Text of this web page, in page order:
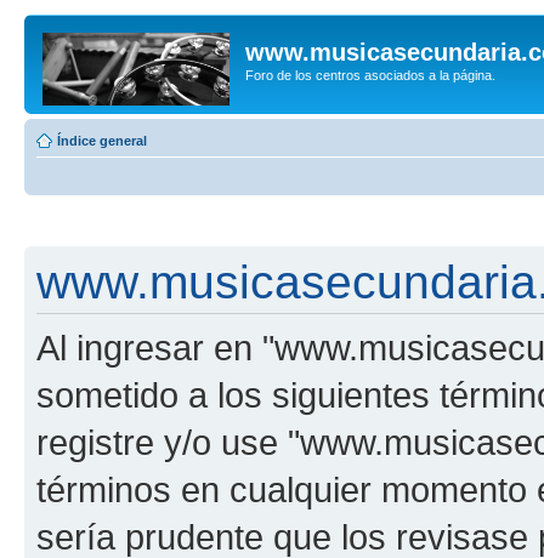
Foro de los centros asociados a la página.
Índice general
Al ingresar en
sometido a los siguientes
registre y/o use
términos en cualquier
sería prudente que los